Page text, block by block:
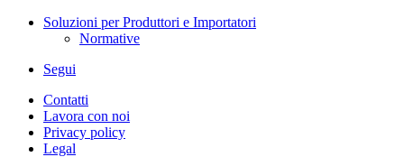
Soluzioni per Produttori e Importatori
Normative
Segui
Contatti
Lavora con noi
Privacy policy
Legal